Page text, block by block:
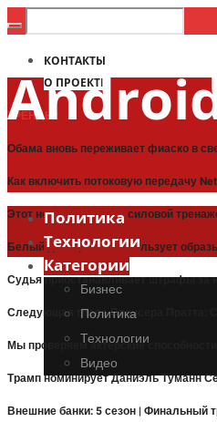
КОНТАКТЫ
О ПРОЕКТЕ
ТРЕНДЫ:
Обама вновь переживает фиаско в
Как включить потоковую передачу
Этот новый кардио- и силовой
Белый дом Трампа использует
Судья приостанавливает штрафы за
Следующая глава Спенсера Пратта:
Мы проверяем актерские способности
Трамп номинирует Даниэль Туманн
Внешние банки: 5 сезон | Финальный
Политика
Технологии
Категории
Бизнес
Политика
Технологии
Видео